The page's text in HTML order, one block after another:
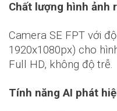
Chất lượng hình ảnh
Camera SE FPT với
1920x1080px) cho
Full HD, không độ trễ.
Tính năng AI phát